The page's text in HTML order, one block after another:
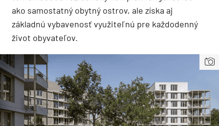
ako samostatný obytný ostrov, ale získa aj
základnú vybavenosť využiteľnú pre každodenný
život obyvateľov.